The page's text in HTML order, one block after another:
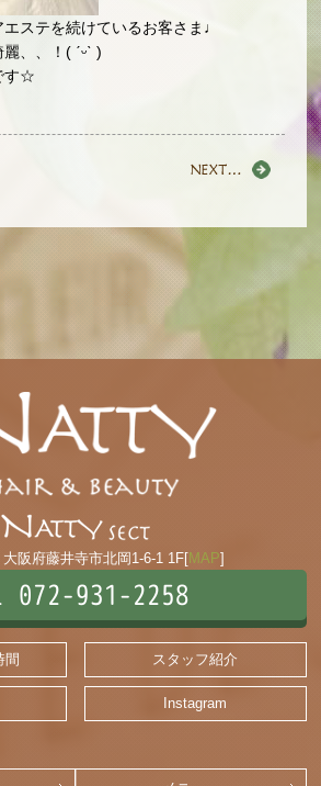
ステを続けているお客さま♩
、、！( ˊᵕˋ )
す☆
大阪府藤井寺市北岡1-6-1 1F[MAP]
072-931-2258
間 スタッフ紹介
Instagram